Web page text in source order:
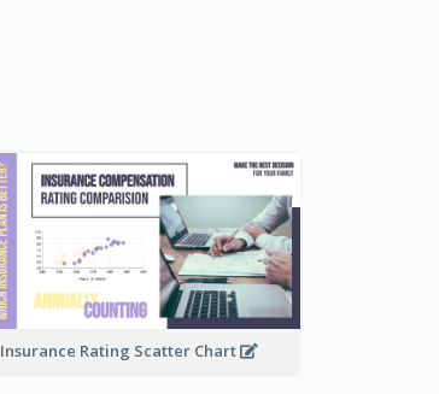
Insurance Rating Scatter Chart